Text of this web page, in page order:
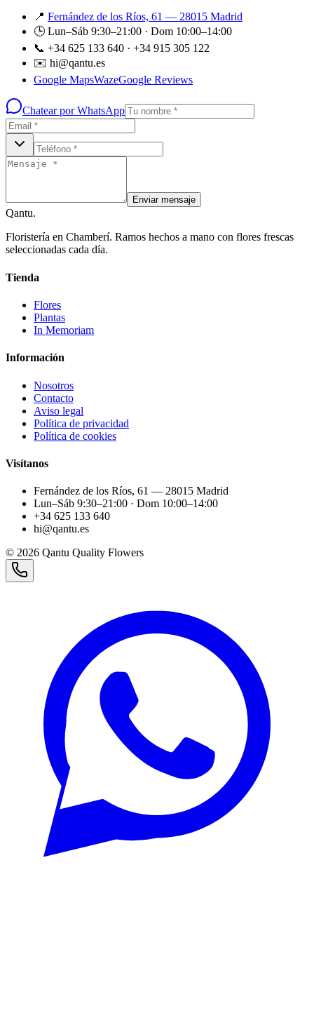
📍 Fernández de los Ríos, 61 — 28015 Madrid
🕒 Lun–Sáb 9:30–21:00 · Dom 10:00–14:00
📞 +34 625 133 640 · +34 915 305 122
✉️ hi@qantu.es
Google MapsWazeGoogle Reviews
Chatear por WhatsApp
Enviar mensaje
Qantu.
Floristería en Chamberí. Ramos hechos a mano con flores frescas
seleccionadas cada día.
Tienda
Flores
Plantas
In Memoriam
Información
Nosotros
Contacto
Aviso legal
Política de privacidad
Política de cookies
Visítanos
Fernández de los Ríos, 61 — 28015 Madrid
Lun–Sáb 9:30–21:00 · Dom 10:00–14:00
+34 625 133 640
hi@qantu.es
© 2026 Qantu Quality Flowers